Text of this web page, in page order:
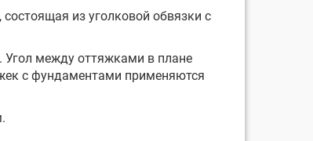
из уголковой обвязки с
Угол между оттяжками в плане
с фундаментами применяются